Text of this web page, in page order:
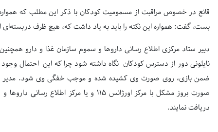
قانع در خصوص مراقبت از مسمومیت کودکان با ذکر این مطلب که همواره
بست، گفت: همواره این نکته را باید به یاد داشت که، هیچ ظرف
دبیر ستاد مرکزی اطلاع رسانی داروها و سموم سازمان غذا و دارو
نایلونی دور از دسترس كودكان نگاه داشته شود چرا که این احتمال
دریافت نمایند.